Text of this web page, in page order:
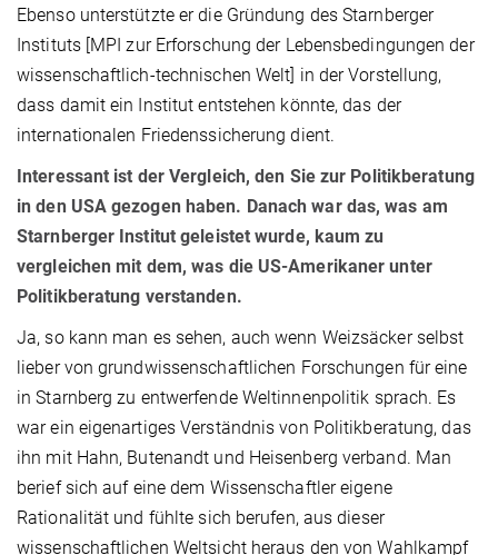
Ebenso unterstützte er die Gründung des Starnberger
Instituts [MPI zur Erforschung der Lebensbedingungen der
wissenschaftlich-technischen Welt] in der Vorstellung,
dass damit ein Institut entstehen könnte, das der
internationalen Friedenssicherung dient.
Interessant ist der Vergleich, den Sie zur Politikberatung
in den USA gezogen haben. Danach war das, was am
Starnberger Institut geleistet wurde, kaum zu
vergleichen mit dem, was die US-Amerikaner unter
Politikberatung verstanden.
Ja, so kann man es sehen, auch wenn Weizsäcker selbst
lieber von grundwissenschaftlichen Forschungen für eine
in Starnberg zu entwerfende Weltinnenpolitik sprach. Es
war ein eigenartiges Verständnis von Politikberatung, das
ihn mit Hahn, Butenandt und Heisenberg verband. Man
berief sich auf eine dem Wissenschaftler eigene
Rationalität und fühlte sich berufen, aus dieser
wissenschaftlichen Weltsicht heraus den von Wahlkampf